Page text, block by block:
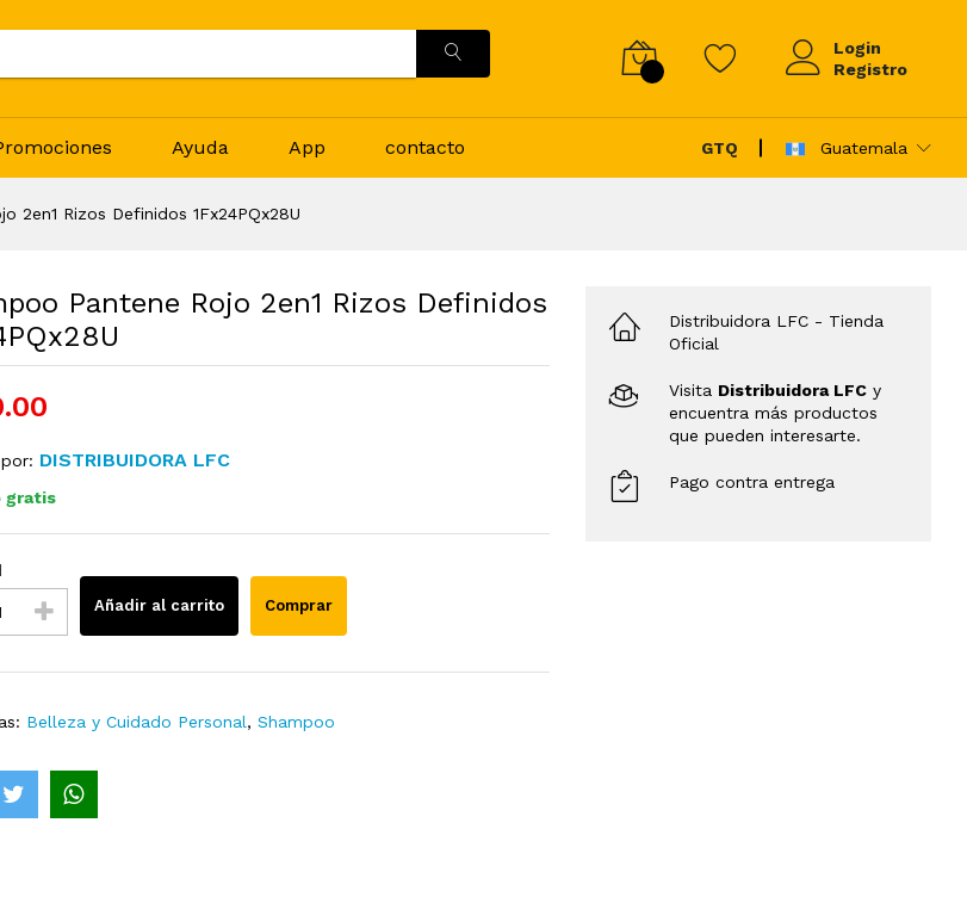
Login
Registro
Ayuda App contacto GTQ Guatemala
2en1 Rizos Definidos 1Fx24PQx28U
Pantene Rojo 2en1 Rizos Definidos
DISTRIBUIDORA LFC
gratis
Añadir al carrito Comprar
Belleza y Cuidado Personal, Shampoo
Distribuidora LFC - Tienda
Oficial
Visita Distribuidora LFC y
encuentra más productos
que pueden interesarte.
Pago contra entrega